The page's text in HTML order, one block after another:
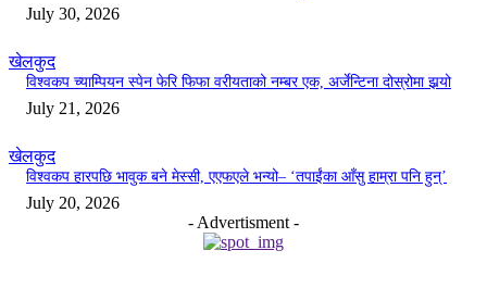
July 30, 2026
खेलकुद
विश्वकप च्याम्पियन स्पेन फेरि फिफा वरीयताको नम्बर एक, अर्जेन्टिना दोस्रोमा झर्‍यो
July 21, 2026
खेलकुद
विश्वकप हारपछि भावुक बने मेस्सी, एएफएले भन्यो– ‘तपाईंका आँसु हाम्रा पनि हुन्’
July 20, 2026
- Advertisment -